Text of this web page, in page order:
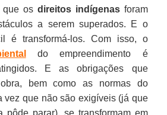
que os direitos indígenasforam
a serem superados. E o
é transformá-los. Com isso, o
do empreendimento é
E as obrigações que
bem como as normas do
vez que não são exigíveis (já que
pôde parar), se transformam em